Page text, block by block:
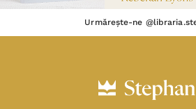
Urmărește-ne